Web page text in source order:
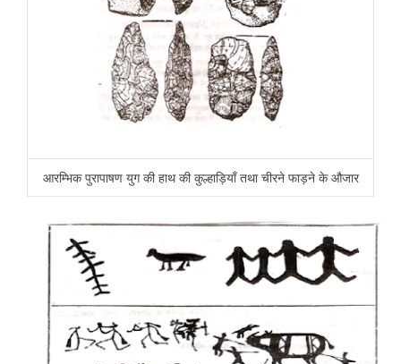
आरम्भिक पुरापाषण युग की हाथ की कुल्हाड़ियाँ तथा चीरने फाड़ने के औजार